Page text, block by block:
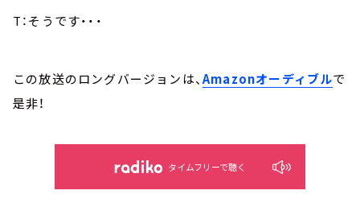
T：そうです・・・
この放送のロングバージョンは、 Amazonオーディブルで
是非！
タイムフリーで聴く